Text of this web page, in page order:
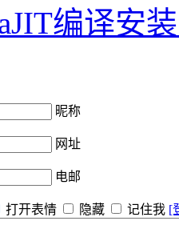
编译安
昵称
网址
电邮
打开表情 隐藏 记住我 [